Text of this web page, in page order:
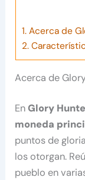
1.Acerca de
2.
Acerca de
EnGlory
moneda
puntos de
los otorgan.
pueblo en